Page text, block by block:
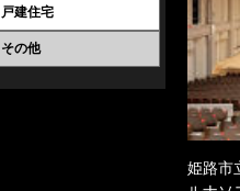
戸建住宅
その他
姫路市